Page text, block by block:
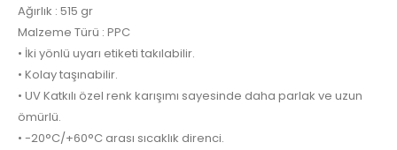
Ağırlık : 515 gr
Malzeme Türü : PPC
• İki yönlü uyarı etiketi takılabilir.
• Kolay taşınabilir.
• UV Katkılı özel renk karışımı sayesinde daha parlak ve uzun
ömürlü.
• -20°C/+60°C arası sıcaklık direnci.